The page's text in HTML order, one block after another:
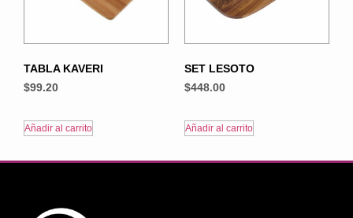
TABLA KAVERI
$99.20
Añadir al carrito
SET LESOTO
$448.00
Añadir al carrito